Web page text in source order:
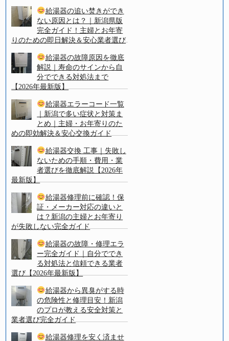
給湯器の追い焚きができ
ない原因とは？｜新潟県版
完全ガイド！主婦とお年寄
りのための即日解決＆安心業者選び
給湯器の故障原因を徹底
解説｜寿命のサインから自
分でできる対処法まで
【2026年最新版】
給湯器エラーコード一覧
｜新潟で多い症状と対策ま
とめ｜主婦・お年寄りのた
めの即効解決＆安心交換ガイド
給湯器交換 工事｜失敗し
ないための手順・費用・業
者選びを徹底解説【2026年
最新版】
給湯器修理前に確認！保
証・メーカー対応の違いと
は？新潟の主婦とお年寄り
が失敗しない完全ガイド
給湯器の故障・修理エラ
ー完全ガイド｜自分ででき
る対処法と信頼できる業者
選び【2026年最新版】
給湯器から異臭がする時
の危険性と修理目安！新潟
のプロが教える安全対策と
業者選び完全ガイド
給湯器修理を安く済ませ